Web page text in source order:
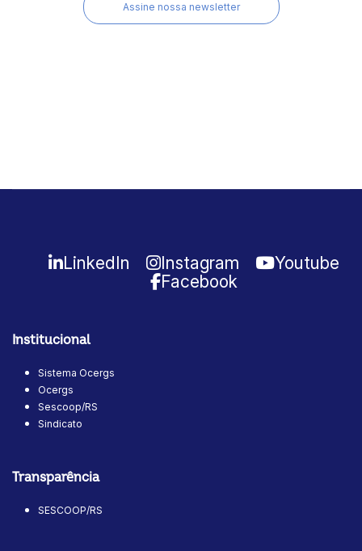
Assine nossa newsletter
LinkedIn Instagram
Youtube
Facebook
Institucional
Sistema Ocergs
Ocergs
Sescoop/RS
Sindicato
Transparência
SESCOOP/RS